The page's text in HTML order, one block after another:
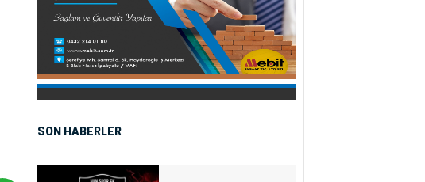
SON HABERLER